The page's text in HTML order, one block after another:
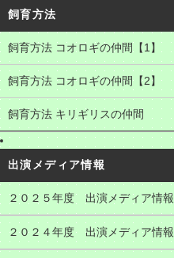
飼育方法
飼育方法 コオロギの仲間【1】
飼育方法 コオロギの仲間【2】
飼育方法 キリギリスの仲間
出演メディア情報
２０２５年度 出演メディア情報
２０２４年度 出演メディア情報